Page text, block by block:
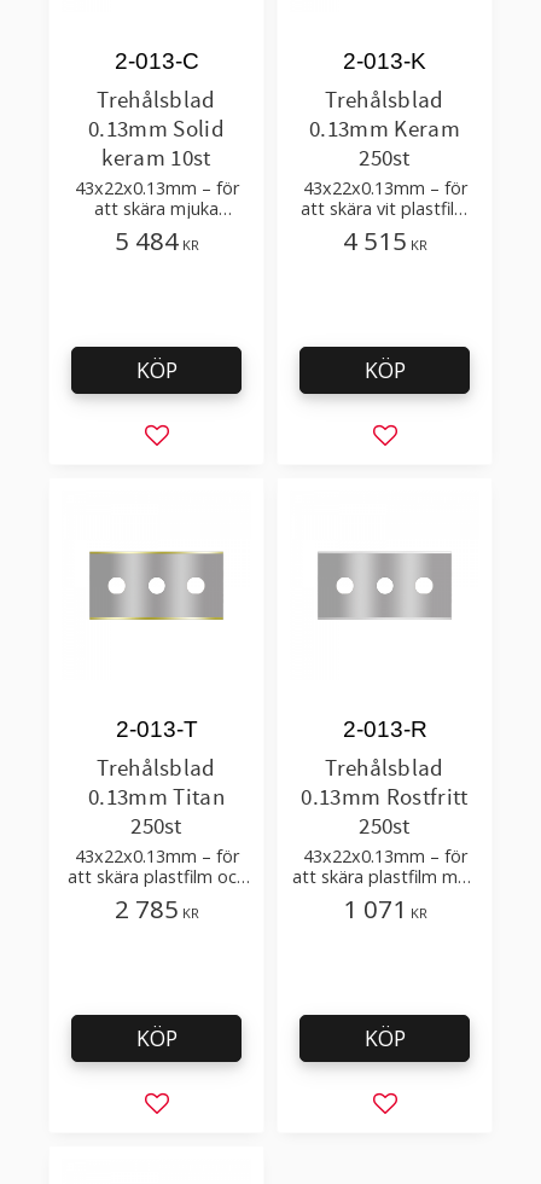
Trehålsblad
0.13mm Solid
keram 10st
43x22x0.13mm – för
att skära mjuka
plastfilmer
2-013-C
5 484KR
Lägg till i favoriter
KÖP
Trehålsblad
0.13mm Keram
250st
43x22x0.13mm – för
att skära vit plastfilm
med tillsatser
2-013-K
4 515 KR
Lägg till i
KÖP
Trehålsblad
0.13mm Titan
250st
43x22x0.13mm – för
att skära plastfilm och
plastfolie med få
tillsatser
2-013-T
2 785 KR
Lägg till i favoriter
KÖP
Trehålsblad
0.13mm Rostfritt
250st
43x22x0.13mm – för
att skära plastfilm med
få tillsatser
2-013-R
1 071 KR
Lägg till i
KÖP